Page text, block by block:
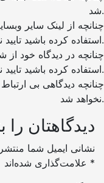
شد.
استفاده کرده باشید تایید نخواهد شد.
استفاده کرده باشید تایید نخواهد شد.
چنانچه دیدگاهی بی
نخواهد شد.
دیدگاهتان را
نشانی ایمیل شما
*